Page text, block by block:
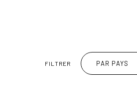
FILTRER PAR PAYS